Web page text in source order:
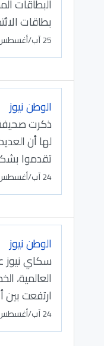
البطاقات
بطاقات
25 آب/أغسطس 2023
الوطن نيوز
ذكرت
تقدموا
24 آب/أغسطس 2023
الوطن نيوز
سكاي نيوز
العالمية،
ارتفعت
24 آب/أغسطس 2023